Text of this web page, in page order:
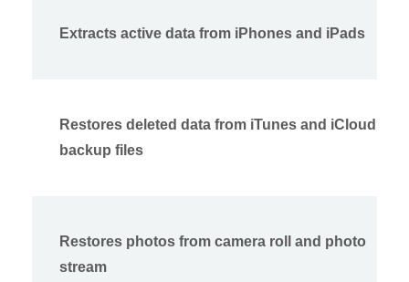
Extracts active data from iPhones and iPads
Restores deleted data from iTunes and iCloud
backup files
Restores photos from camera roll and photo
stream